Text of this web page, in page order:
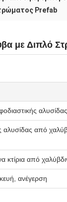
Prefab
με Διπλό
αλυσίδας από
κτίρια από
ανέγερση